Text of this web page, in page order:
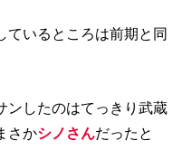
ているところは前期と同
ンしたのはてっきり武蔵
さかシノさんだったと